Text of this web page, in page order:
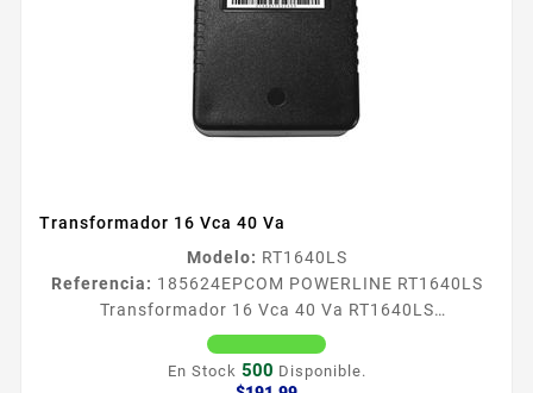
Transformador 16 Vca 40 Va
Modelo: RT1640LS
Referencia: 185624EPCOM POWERLINE RT1640LS
Transformador 16 Vca 40 Va RT1640LS
Transformador de 16 Vca 40 VA EPCOM POWER LINE
marca lider en transformadores con alta eficiencia en
alimentacioacuten para equipos de seguridad
En Stock 500 Disponible.